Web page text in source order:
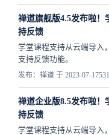
禅道旗舰版4.5发布啦！
持反馈
学堂课程支持从云端导入
支持反馈功能。
发布：禅道 于 2023-07-17
禅道企业版8.5发布啦！
持反馈
学堂课程支持从云端导入